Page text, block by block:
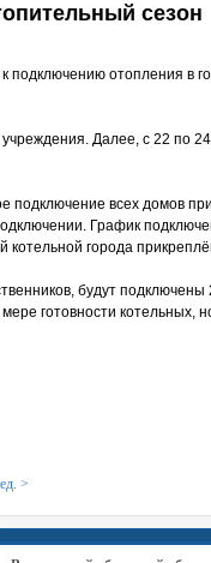
сезон
подключению отопления в
Далее, с 22 по
подключение всех домов
График
котельной города
будут подключены
готовности котельных,
>